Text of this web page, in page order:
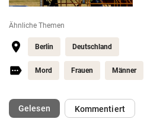
Ähnliche Themen
Berlin Deutschland
Mord Frauen Männer
Gelesen(ausgewählt)Kommentiert